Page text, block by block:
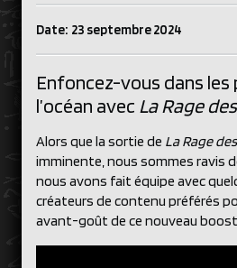
Date: 23 septembre 2024
Enfoncez-vous dans
l’océan avec La Rage
Alors que la sortie de La Rage
imminente, nous sommes ravis
nous avons fait équipe avec
créateurs de contenu préférés
avant-goût de ce nouveau